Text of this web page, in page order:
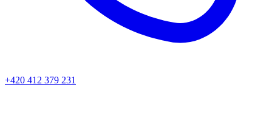
+420 412 379 231